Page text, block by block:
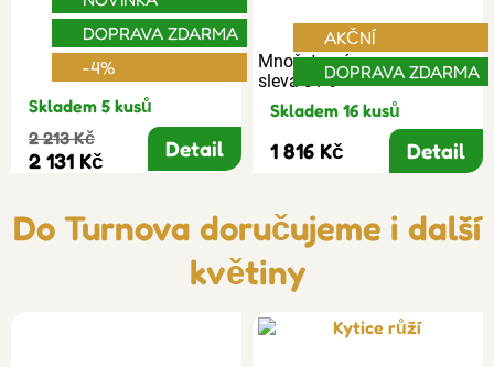
DOPRAVA ZDARMA
-4%
Skladem 5 kusů
2 213 Kč
2 131 Kč Detail
Množstevní
sleva 31%
AKČNÍ
DOPRAVA ZDARMA
Skladem 16 kusů
1 816 Kč Detail
Do Turnova doručujeme i další
květiny